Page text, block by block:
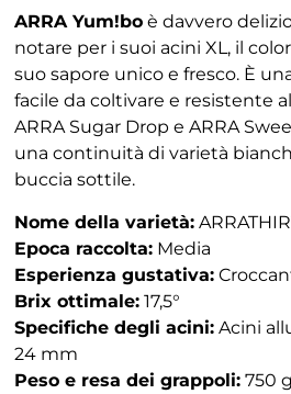
ARRA Yum!bo è davvero
notare per i suoi acini XL, il
suo sapore unico e fresco. È
facile da coltivare e resistente
ARRA Sugar Drop e ARRA
una continuità di varietà
buccia sottile.
Nome della varietà:
Epoca raccolta: Media
Esperienza gustativa:
Brix ottimale: 17,5°
Specifiche degli acini: Acini
24 mm
Peso e resa dei grappoli: 750